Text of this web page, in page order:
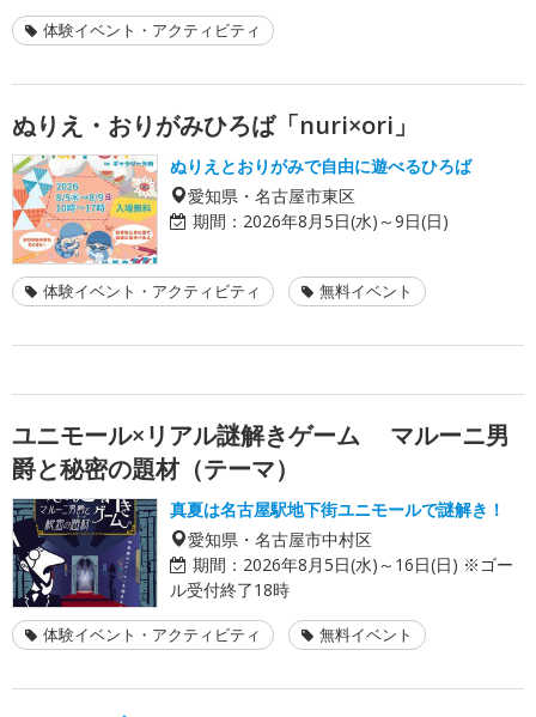
体験イベント・アクティビティ
ぬりえ・おりがみひろば「nuri×ori」
ぬりえとおりがみで自由に遊べるひろば
愛知県・名古屋市東区
期間： 2026年8月5日(水)～9日(日)
体験イベント・アクティビティ 無料イベント
ユニモール×リアル謎解きゲーム マルーニ男
爵と秘密の題材（テーマ）
真夏は名古屋駅地下街ユニモールで謎解き！
愛知県・名古屋市中村区
期間： 2026年8月5日(水)～16日(日) ※ゴー
ル受付終了18時
体験イベント・アクティビティ 無料イベント